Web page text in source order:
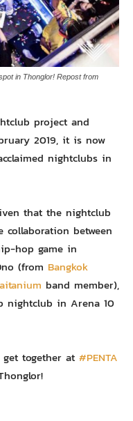
in Thonglor! Repost from
project and
2019, it is now
nightclubs in
that the nightclub
between
hop game in
(from Bangkok
band member),
nightclub in Arena 10
together at #PENTA